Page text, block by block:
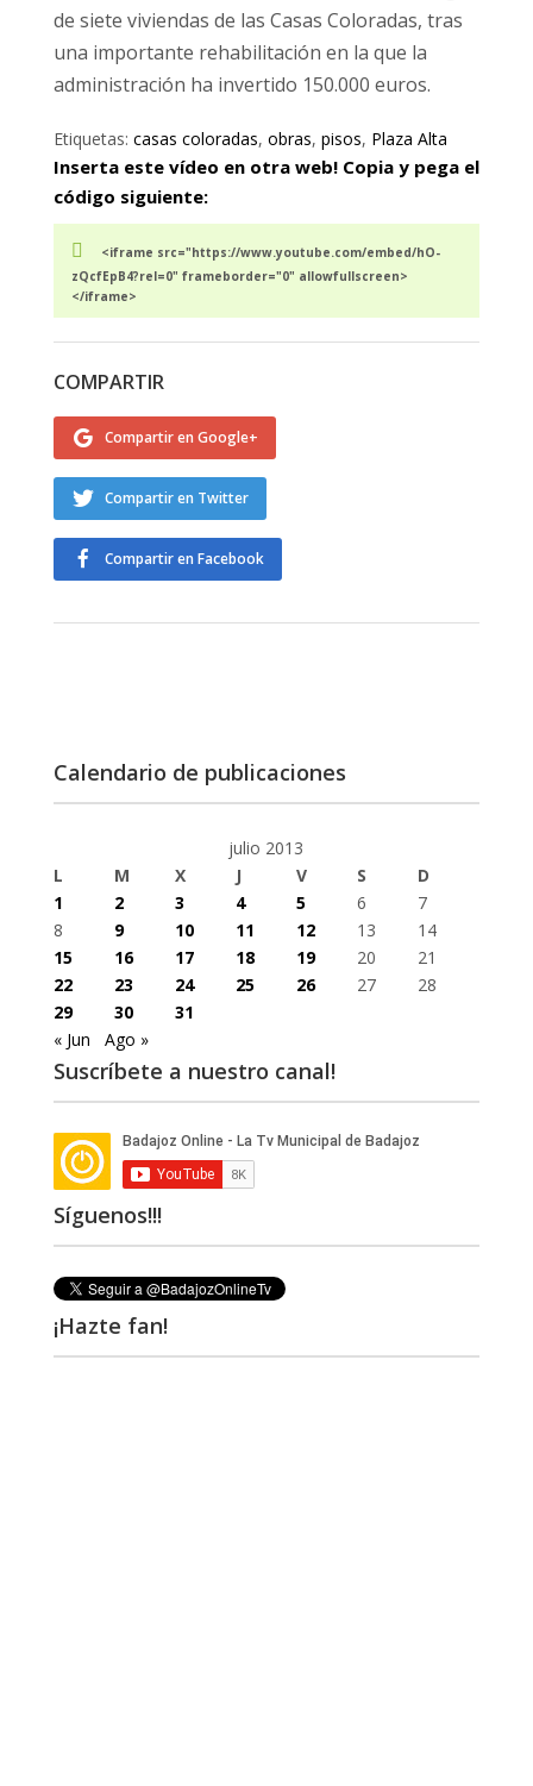
de siete viviendas de las Casas Coloradas, tras
una importante rehabilitación en la que la
administración ha invertido 150.000 euros.
Etiquetas: casas coloradas, obras, pisos, Plaza Alta
Inserta este vídeo en otra web! Copia y pega el
código siguiente:
<iframe src="https://www.youtube.com/embed/hO-
zQcfEpB4?rel=0" frameborder="0" allowfullscreen>
</iframe>
COMPARTIR
Compartir en Google+
Compartir en Twitter
Compartir en Facebook
Calendario de publicaciones
julio 2013
L
M X J V S
D
1
2 3 4 5 6
7
8
9 10 11 12 13
14
15
16 17 18 19 20
21
22
23 24 25 26 27
28
29
30
31
« Jun
Ago »
Suscríbete a nuestro canal!
Síguenos!!!
¡Hazte fan!